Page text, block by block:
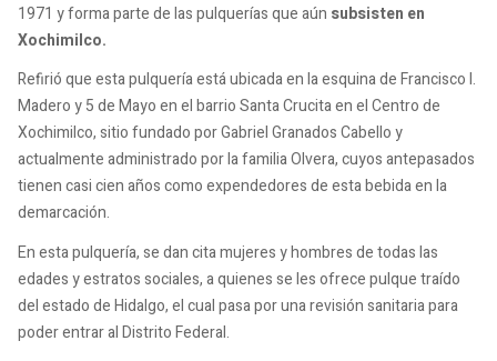
1971 y forma parte de las pulquerías que aún subsisten en
Xochimilco.
Refirió que esta pulquería está ubicada en la esquina de Francisco I.
Madero y 5 de Mayo en el barrio Santa Crucita en el Centro de
Xochimilco, sitio fundado por Gabriel Granados Cabello y
actualmente administrado por la familia Olvera, cuyos antepasados
tienen casi cien años como expendedores de esta bebida en la
demarcación.
En esta pulquería, se dan cita mujeres y hombres de todas las
edades y estratos sociales, a quienes se les ofrece pulque traído
del estado de Hidalgo, el cual pasa por una revisión sanitaria para
poder entrar al Distrito Federal.